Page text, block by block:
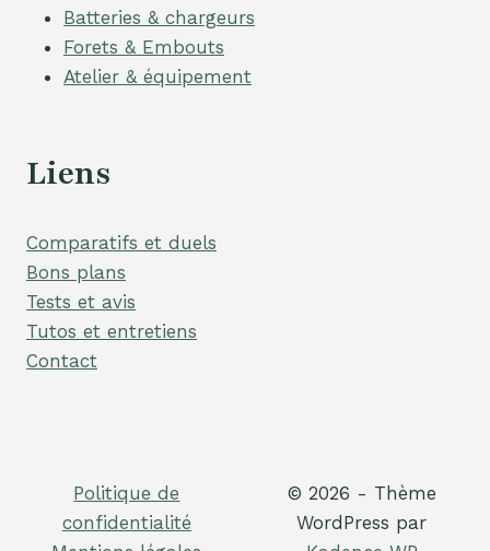
Batteries & chargeurs
Forets & Embouts
Atelier & équipement
Liens
Comparatifs et duels
Bons plans
Tests et avis
Tutos et entretiens
Contact
Politique de
confidentialité
© 2026 - Thème
WordPress par